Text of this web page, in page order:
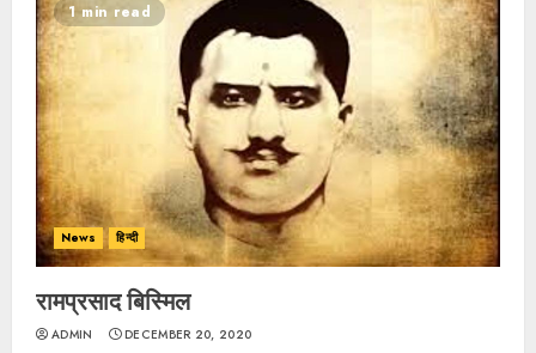
1 min read
News हिन्दी
रामप्रसाद बिस्मिल
ADMIN DECEMBER 20, 2020